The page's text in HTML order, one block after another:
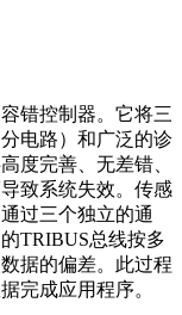
错控制器。它将三
电路）和广泛的诊
度完善、无差错、
致系统失效。传感
过三个独立的通
TRIBUS总线按多
据的偏差。此过程
完成应用程序。